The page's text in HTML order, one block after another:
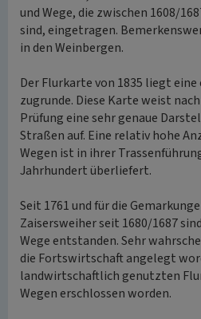
und Wege, die zwischen 1608/
sind, eingetragen.
in den Weinbergen.
Der Flurkarte von 1835 liegt eine
zugrunde. Diese Karte weist
Prüfung eine sehr genaue
Straßen auf. Eine relativ hohe
Wegen ist in ihrer
Jahrhundert überliefert.
Seit 1761 und für die
Zaisersweiher seit 1680/1687
Wege entstanden. Sehr
die Fortswirtschaft angelegt
landwirtschaftlich genutzten
Wegen erschlossen worden.